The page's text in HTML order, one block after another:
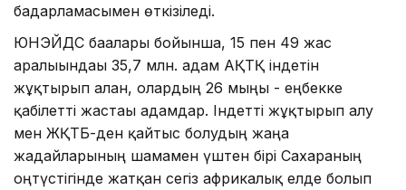
бағдарламасымен өткізіледі.
ЮНЭЙДС бағалары бойынша, 15 пен 49 жас
аралығындағы 35,7 млн. адам АҚТҚ індетін
жұқтырып алған, олардың 26 мыңы - еңбекке
қабілетті жастағы адамдар. Індетті жұқтырып алу
мен ЖҚТБ-ден қайтыс болудың жаңа
жағдайларының шамамен үштен бірі Сахараның
оңтүстігінде жатқан сегіз африкалық елде болып